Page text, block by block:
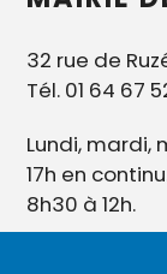
32 rue de
Tél. 01 64 67
Lundi, mardi,
17h en
8h30 à 12h.